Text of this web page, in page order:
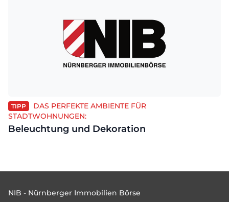
TIPP
DAS PERFEKTE AMBIENTE FÜR
STADTWOHNUNGEN:
Beleuchtung und Dekoration
NIB - Nürnberger Immobilien Börse